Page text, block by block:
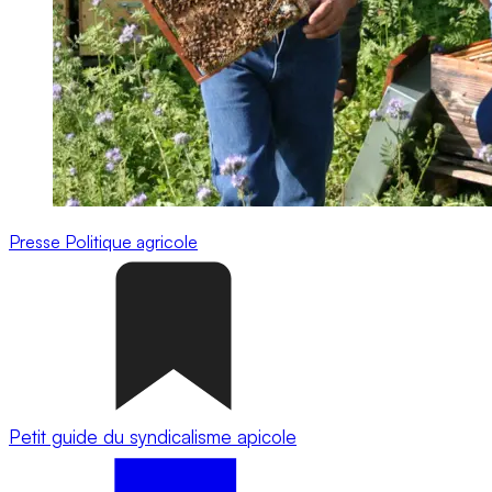
Presse Politique agricole
Petit guide du syndicalisme apicole